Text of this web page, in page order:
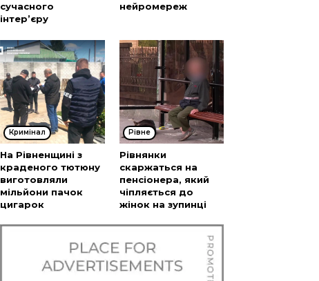
сучасного
інтер’єру
нейромереж
Кримінал
На Рівненщині з
краденого тютюну
виготовляли
мільйони пачок
цигарок
Рівне
Рівнянки
скаржаться на
пенсіонера, який
чіпляється до
жінок на зупинці